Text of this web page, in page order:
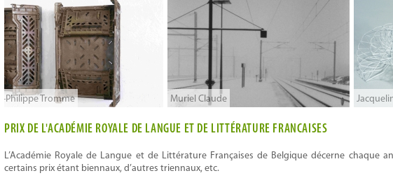
Muriel Claude Jacqueline Hock
PRIX DE L'ACADÉMIE ROYALE DE LANGUE ET DE LITTÉRATURE FRANCAISES
L’Académie Royale de Langue et de Littérature Françaises de Belgique décerne chaque
certains prix étant biennaux, d’autres triennaux, etc.